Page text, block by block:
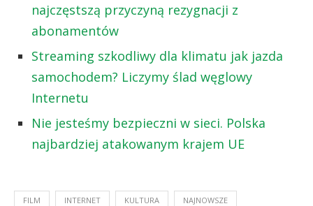
najczęstszą przyczyną rezygnacji z
abonamentów
Streaming szkodliwy dla klimatu jak jazda
samochodem? Liczymy ślad węglowy
Internetu
Nie jesteśmy bezpieczni w sieci. Polska
najbardziej atakowanym krajem UE
FILM INTERNET KULTURA NAJNOWSZE